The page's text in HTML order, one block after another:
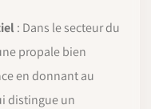
: Dans le secteur du
propale bien
en donnant au
distingue un